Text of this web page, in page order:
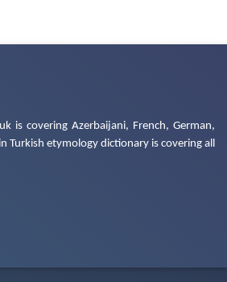
is covering Azerbaijani, French, German,
Turkish etymology dictionary is covering all